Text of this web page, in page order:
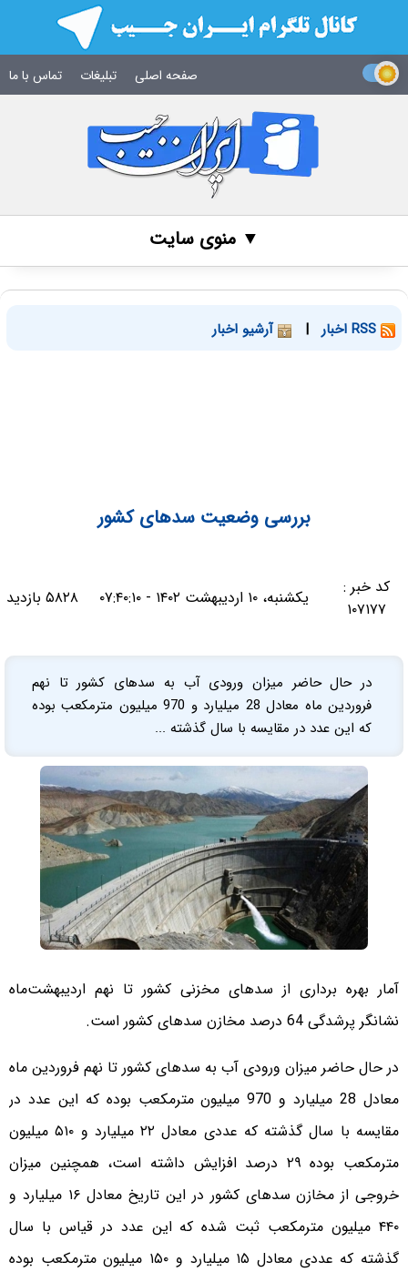
صفحه اصلی تبلیغات تماس با ما
▼ منوی سایت
| آرشیو اخبار
بررسی وضعیت سدهای کشور
کد خبر :
۱۰۷۱۷۷
یکشنبه، ۱۰ اردیبهشت ۱۴۰۲ - ۰۷:۴۰:۱۰ ۵۸۲۸ بازدید
در حال حاضر میزان ورودی آب به سدهای کشور تا نهم
فروردین ماه معادل 28 میلیارد و 970 میلیون مترمکعب بوده
که این عدد در مقایسه با سال گذشته ...
آمار بهره برداری از سدهای مخزنی کشور تا نهم اردیبهشت‌ماه
نشانگر پرشدگی 64 درصد مخازن سدهای کشور است.
در حال حاضر میزان ورودی آب به سدهای کشور تا نهم فروردین ماه
معادل 28 میلیارد و 970 میلیون مترمکعب بوده که این عدد در
مقایسه با سال گذشته که عددی معادل ۲۲ میلیارد و ۵۱۰ میلیون
مترمکعب بوده ۲۹ درصد افزایش داشته است، همچنین میزان
خروجی از مخازن سدهای کشور در این تاریخ معادل ۱۶ میلیارد و
۴۴۰ میلیون مترمکعب ثبت شده که این عدد در قیاس با سال
گذشته که عددی معادل ۱۵ میلیارد و ۱۵۰ میلیون مترمکعب بوده